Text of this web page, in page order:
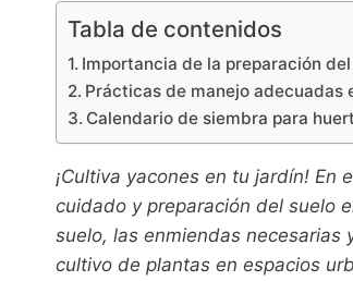
Tabla de contenidos
Importancia de la preparación
Prácticas de manejo adecuadas
Calendario de siembra para
¡Cultiva yacones en tu jardín!
cuidado y preparación del suelo
suelo, las enmiendas necesarias
cultivo de plantas en espacios